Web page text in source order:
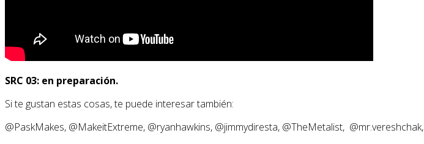
SRC 03: en preparación.
Si te gustan estas cosas, te puede interesar también:
@PaskMakes, @MakeitExtreme, @ryanhawkins, @jimmydiresta, @TheMetalist, @mr.vereshchak,